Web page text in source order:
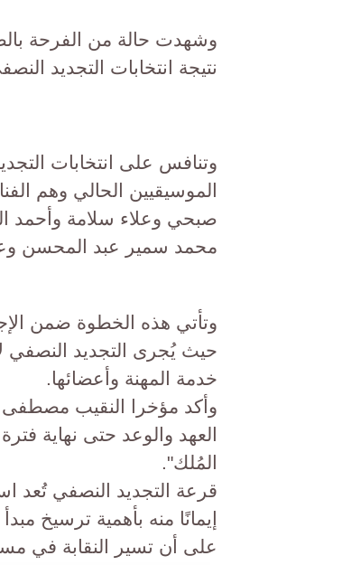
وشهدت حالة من الفرحة
نتيجة انتخابات التجديد
الموسيقيين الحالي وهم
صبحي وعلاء سلامة وأحمد
محمد سمير عبد المحسن
وتأتي هذه الخطوة ضمن
حيث يُجرى التجديد النصفي
خدمة المهنة وأعضائها.
وأكد مؤخرا النقيب مصطفى
العهد والوعد حتى نهاية
المُلك".
قرعة التجديد النصفي تُعد
إيمانًا منه بأهمية ترسيخ
على أن تسير النقابة في